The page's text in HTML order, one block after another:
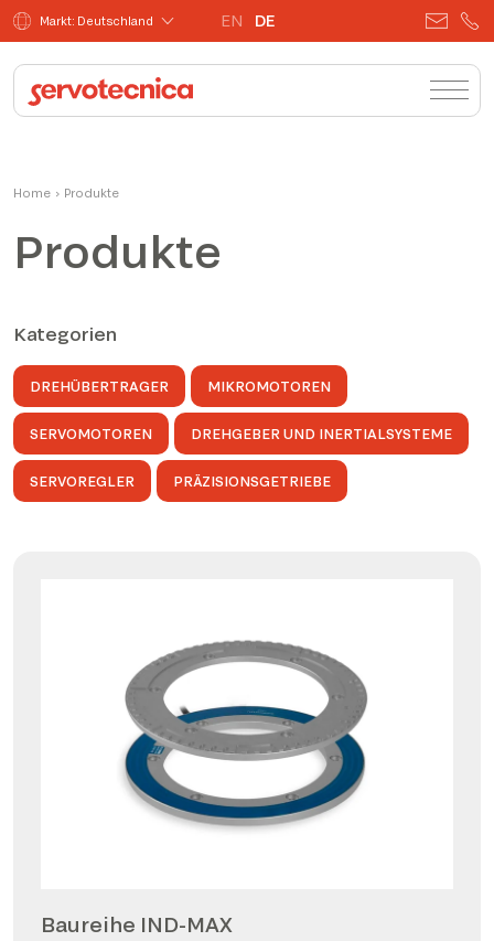
Markt: Deutschland EN DE
Home › Produkte
Produkte
Kategorien
DREHÜBERTRAGER MIKROMOTOREN
SERVOMOTOREN DREHGEBER UND INERTIALSYSTEME
SERVOREGLER PRÄZISIONSGETRIEBE
Baureihe IND-MAX